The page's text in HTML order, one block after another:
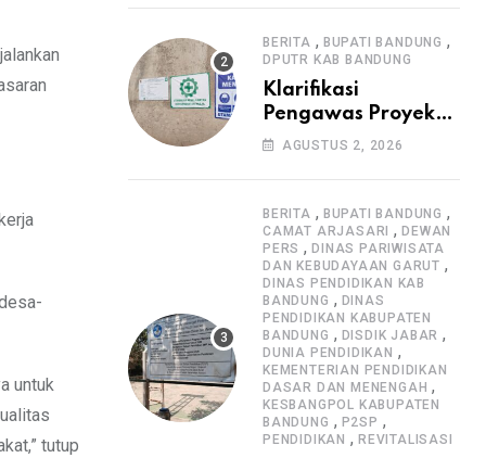
untuk
tutup
Tanpa Papan
Informasi Proyek
BERITA , BUPATI BANDUNG ,
DPUTR KAB BANDUNG
Klarifikasi
Pengawas Proyek
Citiis Terkait
Pengawasan K3
AGUSTUS 2, 2026
BERITA , BUPATI BANDUNG ,
CAMAT ARJASARI ,DEWAN
PERS ,DINAS PARIWISATA
DAN KEBUDAYAAN GARUT ,
DINAS PENDIDIKAN KAB
BANDUNG , DINAS
PENDIDIKAN KABUPATEN
BANDUNG , DISDIK JABAR ,
DUNIA PENDIDIKAN ,
KEMENTERIAN PENDIDIKAN
DASAR DAN MENENGAH ,
KESBANGPOL KABUPATEN
BANDUNG , P2SP ,
PENDIDIKAN , REVITALISASI